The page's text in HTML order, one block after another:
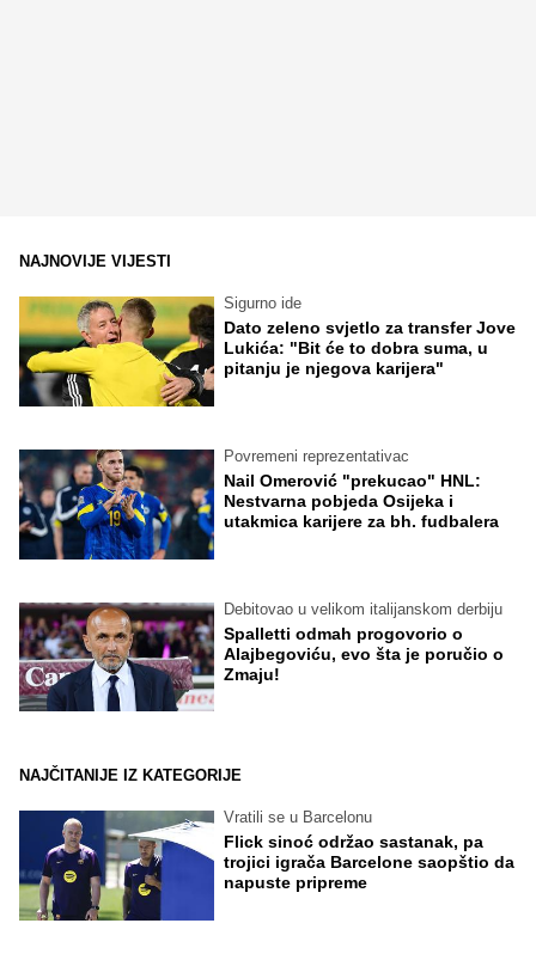
NAJNOVIJE VIJESTI
Sigurno ide
Dato zeleno svjetlo za transfer Jove
Lukića: "Bit će to dobra suma, u
pitanju je njegova karijera"
Povremeni reprezentativac
Nail Omerović "prekucao" HNL:
Nestvarna pobjeda Osijeka i
utakmica karijere za bh. fudbalera
Debitovao u velikom italijanskom derbiju
Spalletti odmah progovorio o
Alajbegoviću, evo šta je poručio o
Zmaju!
NAJČITANIJE IZ KATEGORIJE
Vratili se u Barcelonu
Flick sinoć održao sastanak, pa
trojici igrača Barcelone saopštio da
napuste pripreme